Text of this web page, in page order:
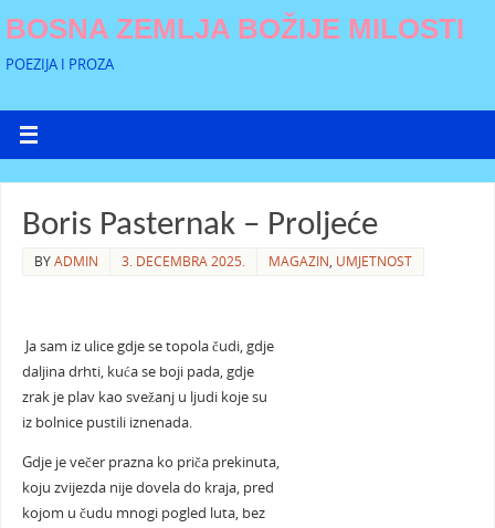
BOSNA ZEMLJA BOŽIJE MILOSTI
POEZIJA I PROZA
Boris Pasternak – Proljeće
BYADMIN 3. DECEMBRA 2025. MAGAZIN, UMJETNOST
Ja sam iz ulice gdje se topola čudi, gdje
daljina drhti, kuća se boji pada, gdje
zrak je plav kao svežanj u ljudi koje su
iz bolnice pustili iznenada.
Gdje je večer prazna ko priča prekinuta,
koju zvijezda nije dovela do kraja, pred
kojom u čudu mnogi pogled luta, bez